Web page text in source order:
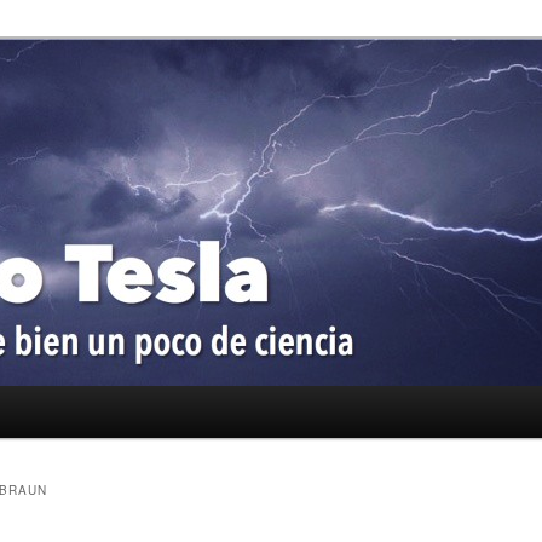
de ciencia